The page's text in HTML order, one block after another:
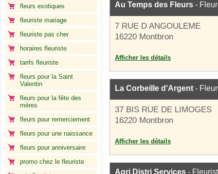
fleurs exotiques
fleuriste mariage
fleuriste pas cher
horaires fleuriste
tarifs fleuriste
fleurs pour la Saint
Valentin
fleurs pour la fête des
mères
fleurs pour remerciement
fleurs pour une naissance
fleurs pour anniversaire
promo chez le fleuriste
Au Temps des Fleurs -
7 RUE D ANGOULEME
16220 Montbron
Afficher les détails
La Corbeille d'Argent -
37 BIS RUE DE LIMOGES
16220 Montbron
Afficher les détails
Agri Distri Services -